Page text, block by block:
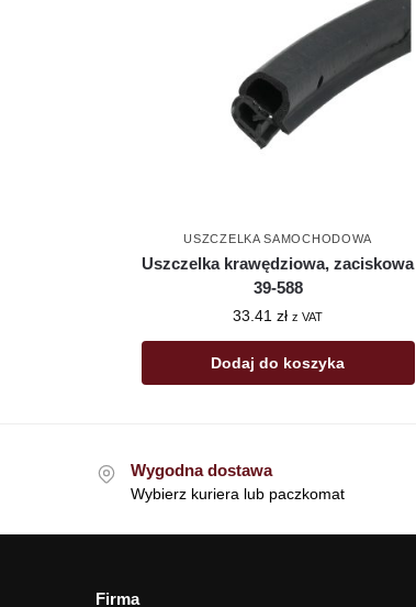
USZCZELKA SAMOCHODOWA
Uszczelka krawędziowa, zaciskowa
39-588
33.41zł z VAT
Dodaj do koszyka
Wygodna dostawa
Wybierz kuriera lub paczkomat
Firma